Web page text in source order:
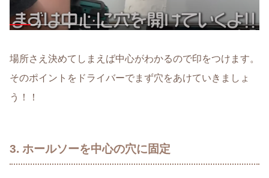
場所さえ決めてしまえば中心がわかるので印をつけます。
そのポイントをドライバーでまず穴をあけていきましょ
う！！
3. ホールソーを中心の穴に固定